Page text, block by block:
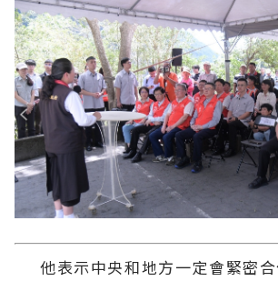
他表示中央和地方一定會緊密合